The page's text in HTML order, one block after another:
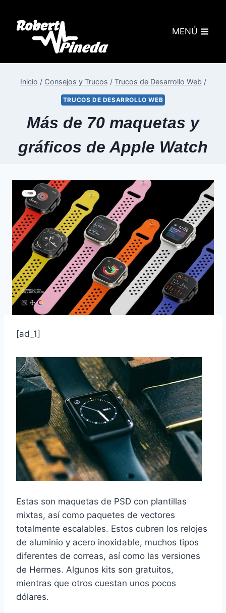
MENÚ
Inicio / Consejos y Trucos / Trucos de Desarrollo Web /
TRUCOS DE DESARROLLO WEB
Más de 70 maquetas y
gráficos de Apple Watch
[ad_1]
Estas son maquetas de PSD con plantillas
mixtas, así como paquetes de vectores
totalmente escalables. Estos cubren los relojes
de aluminio y acero inoxidable, muchos tipos
diferentes de correas, así como las versiones
de Hermes. Algunos kits son gratuitos,
mientras que otros cuestan unos pocos
dólares.